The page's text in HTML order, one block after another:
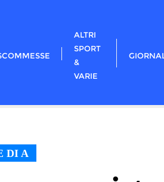
ALTRI
SPORT
&
VARIE
DI A